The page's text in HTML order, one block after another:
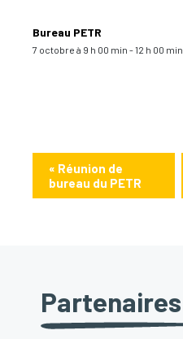
Bureau PETR
7 octobre à 9 h 00 min -12 h 00 min
« Réunion de
bureau du PETR
Partenaires